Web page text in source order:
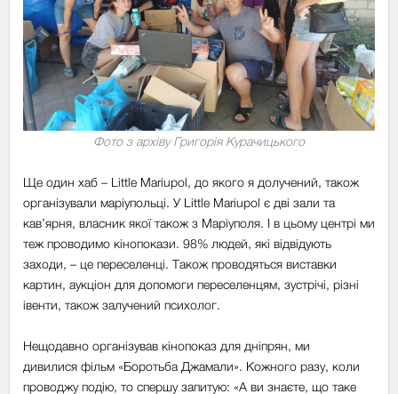
Фото з архіву Григорія Курачицького
Ще один хаб – Little Mariupol, до якого я долучений, також
організували маріупольці. У Little Mariupol є дві зали та
кав’ярня, власник якої також з Маріуполя. І в цьому центрі ми
теж проводимо кінопокази. 98% людей, які відвідують
заходи, – це переселенці. Також проводяться виставки
картин, аукціон для допомоги переселенцям, зустрічі, різні
івенти, також залучений психолог.
Нещодавно організував кінопоказ для дніпрян, ми
дивилися фільм «Боротьба Джамали». Кожного разу, коли
проводжу подію, то спершу запитую: «А ви знаєте, що таке